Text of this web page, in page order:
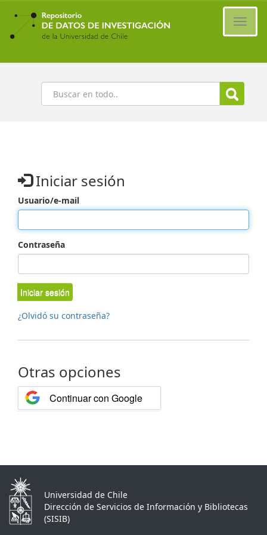
Ir
contenido
principal
Buscar
Iniciar sesión
Usuario/e-mail
Contraseña
Iniciar sesión
¿Olvidó su contraseña?
Otras opciones
Continuar con Google
Universidad de Chile
Dirección de Servicios de Información y Bibliotecas
(SISIB)